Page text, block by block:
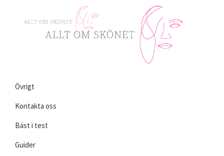
du
behöver
om
skönhet!
Övrigt
Kontakta oss
Bäst i test
Guider